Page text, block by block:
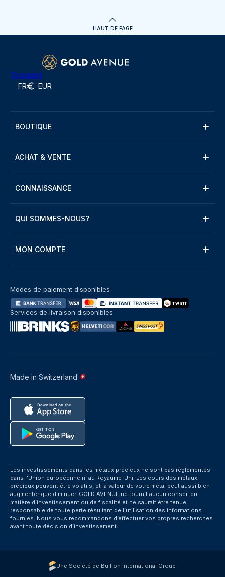
HAUT DE PAGE
Trustpilot
FR EUR
BOUTIQUE
ACHAT & VENTE
CONNAISSANCE
QUI SOMMES-NOUS?
MON COMPTE
Made in Switzerland
Modes de paiement disponibles
Services de livraison disponibles
Les investissements dans les métaux précieux ne sont pas réglementés
dans l’Union européenne ni au Royaume-Uni. Les cours des métaux
précieux peuvent être volatils, et la valeur de votre métal peut aussi bien
augmenter que diminuer. GOLD AVENUE ne fournit aucun conseil en
matière d’investissement ou de fiscalité et ne saurait être tenue
responsable de toute perte résultant de l’utilisation des informations
fournies. Nous vous recommandons d’effectuer vos propres recherches
avant toute décision d’investissement.
Une Société de Bullion International Group